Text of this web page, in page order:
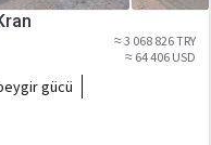
≈ 3 068 826 TRY
≈ 64 406 USD
gücü